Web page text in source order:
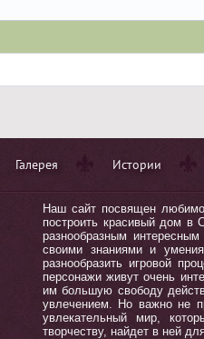
Галерея Истории
Наш сайт посвящен
построить красивый дом в
разнообразным
своими знаниями и
разнообразить игровой
персонажи живут очень
им большую свободу
увлечением. Но важно не
увлекательный мир,
творчеству, найдет в ней